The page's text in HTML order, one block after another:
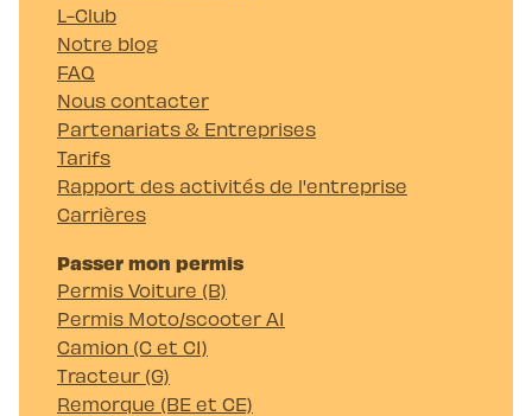
L-Club
Notre blog
FAQ
Nous contacter
Partenariats & Entreprises
Tarifs
Rapport des activités de l'entreprise
Carrières
Passer mon permis
Permis Voiture (B)
Permis Moto/scooter A1
Camion (C et C1)
Tracteur (G)
Remorque (BE et CE)